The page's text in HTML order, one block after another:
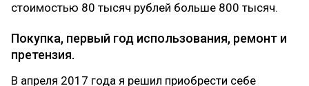
стоимостью 80 тысяч рублей больше 800 тысяч.
Покупка, первый год использования, ремонт и
претензия.
В апреля 2017 года я решил приобрести себе